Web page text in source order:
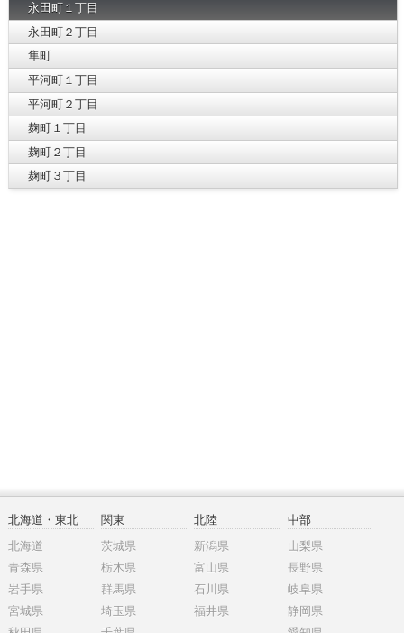
永田町１丁目
永田町２丁目
隼町
平河町１丁目
平河町２丁目
麹町１丁目
麹町２丁目
麹町３丁目
北海道・東北
北海道
青森県
岩手県
宮城県
関東
茨城県
栃木県
群馬県
埼玉県
北陸
新潟県
富山県
石川県
福井県
中部
山梨県
長野県
岐阜県
静岡県